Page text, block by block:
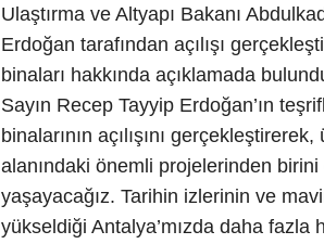
Ulaştırma ve Altyapı Bakanı
Erdoğan tarafından açılışı
binaları hakkında açıklamada
Sayın Recep Tayyip Erdoğan’ın
binalarının açılışını
alanındaki önemli projelerinden
yaşayacağız. Tarihin izlerinin ve
yükseldiği Antalya’mızda daha fazla